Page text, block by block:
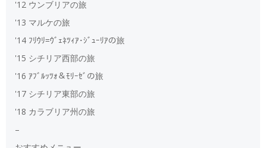
'12 ウンブリアの旅
'13 マルケの旅
'14 ﾌﾘｳﾘ=ｳﾞｪﾈﾂｨｱ･ｼﾞｭｰﾘｱの旅
'15 シチリア西部の旅
'16 ｱﾌﾞﾙｯﾂｫ＆ﾓﾘｰｾﾞの旅
'17 シチリア東部の旅
'18 カラブリア州の旅
–